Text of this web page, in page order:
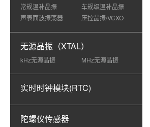
常规温补晶振
车规级温补晶振
声表面波振荡器
压控晶振/VCXO
无源晶振（XTAL）
kHz无源晶振 MHz无源晶振
实时时钟模块(RTC)
陀螺仪传感器